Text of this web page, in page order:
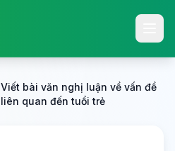
Viết bài văn nghị luận về vấn đề
liên quan đến tuổi trẻ